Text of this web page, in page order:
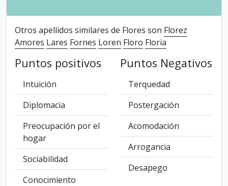
Otros apellidos similares de Flores son Florez
Amores Lares Fornes Loren Floro Floria
Puntos positivos
Intuición
Diplomacia
Preocupación por el
hogar
Sociabilidad
Conocimiento
Puntos Negativos
Terquedad
Postergación
Acomodación
Arrogancia
Desapego